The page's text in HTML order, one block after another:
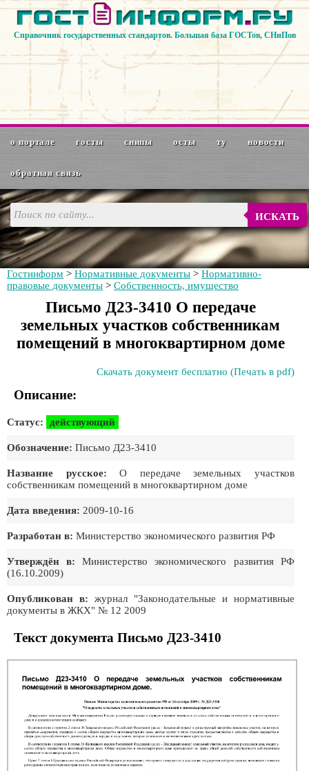
Справочник государственных стандартов. Большая база ГОСТов, СНиПов
о портале госты снипы осты ту новости
обратная связь
ИСКАТЬ
Гостинформ > Нормативные документы > Нормативно-
правовые документы > Собственность, имущество
Письмо Д23-3410 О передаче
земельных участков собственникам
помещений в многоквартирном доме
Скачать документ бесплатно (Печать в pdf)
Описание:
Статус: действующий
Обозначение: Письмо Д23-3410
Название русское: О передаче земельных участков
собственникам помещений в многоквартирном доме
Дата введения: 2009-10-16
Разработан в: Министерство экономического развития РФ
Утверждён в: Министерство экономического развития РФ
(16.10.2009)
Опубликован в: журнал "Законодательные и нормативные
документы в ЖКХ" № 12 2009
Текст документа Письмо Д23-3410